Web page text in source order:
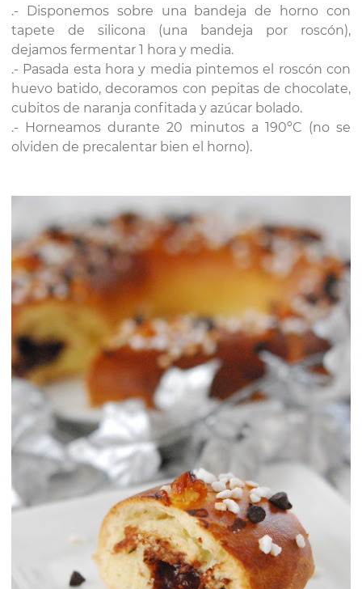
.- Disponemos sobre una bandeja de horno con
tapete de silicona (una bandeja por roscón),
dejamos fermentar 1 hora y media.
.- Pasada esta hora y media pintemos el roscón con
huevo batido, decoramos con pepitas de chocolate,
cubitos de naranja confitada y azúcar bolado.
.- Horneamos durante 20 minutos a 190ºC (no se
olviden de precalentar bien el horno).